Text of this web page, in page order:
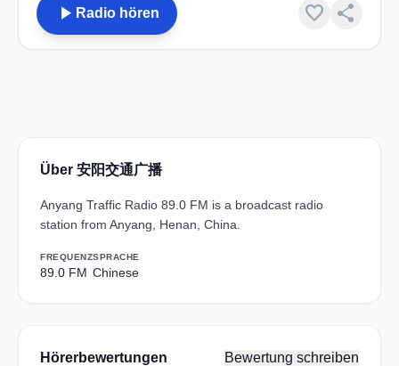
play_arrow Radio hören favorite share
Über 安阳交通广播
Anyang Traffic Radio 89.0 FM is a broadcast radio
station from Anyang, Henan, China.
FREQUENZ
89.0 FM
SPRACHE
Chinese
Hörerbewertungen Bewertung schreiben